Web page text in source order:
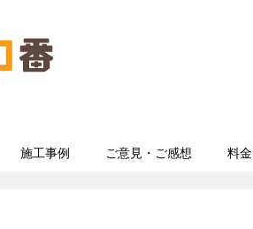
施工事例 ご意見・ご感想 料